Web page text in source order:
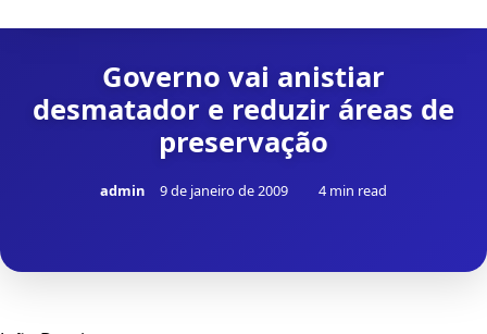
Governo vai anistiar
desmatador e reduzir áreas de
preservação
admin 9 de janeiro de 2009 4 min read